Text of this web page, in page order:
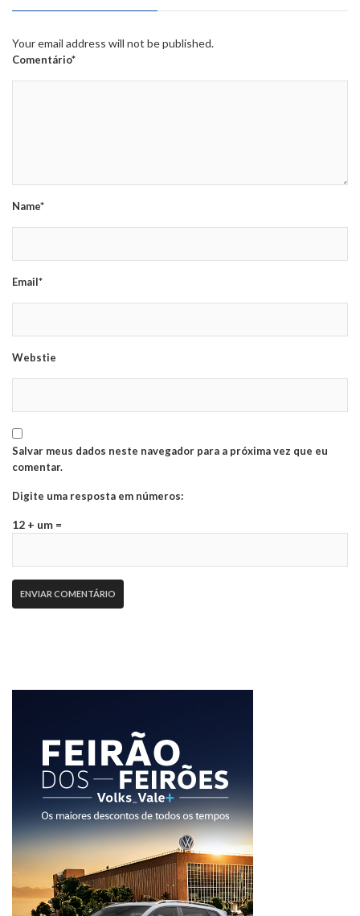
Your email address will not be published.
Comentário*
Name*
Email*
Webstie
Salvar meus dados neste navegador para a próxima vez que eu
comentar.
Digite uma resposta em números:
12 + um =